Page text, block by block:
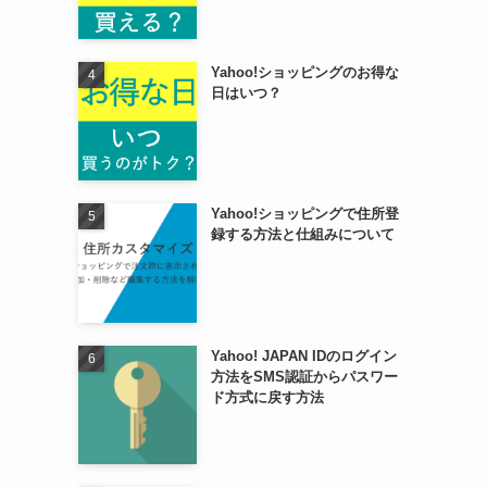
Yahoo!ショッピングのお得な
日はいつ？
Yahoo!ショッピングで住所登
録する方法と仕組みについて
Yahoo! JAPAN IDのログイン
方法をSMS認証からパスワー
ド方式に戻す方法